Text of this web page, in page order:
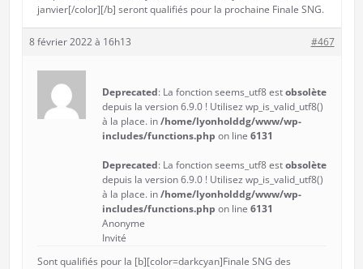
janvier[/color][/b] seront qualifiés pour la prochaine Finale SNG.
8 février 2022 à 16h13 #467
Deprecated: La fonction seems_utf8 estobsolète
depuis la version 6.9.0 ! Utilisez wp_is_valid_utf8()
à la place. in/home/lyonholddg/www/wp-
includes/functions.php on line 6131
Deprecated: La fonction seems_utf8 estobsolète
depuis la version 6.9.0 ! Utilisez wp_is_valid_utf8()
à la place. in/home/lyonholddg/www/wp-
includes/functions.php on line 6131
Anonyme
Invité
Sont qualifiés pour la [b][color=darkcyan]Finale SNG des